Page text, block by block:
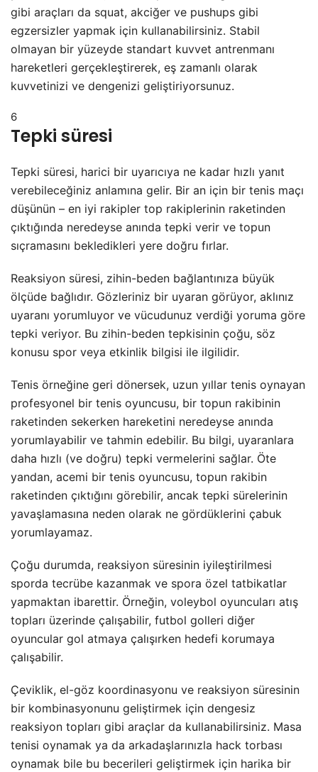
gibi araçları da squat, akciğer ve pushups gibi
egzersizler yapmak için kullanabilirsiniz. Stabil
olmayan bir yüzeyde standart kuvvet antrenmanı
hareketleri gerçekleştirerek, eş zamanlı olarak
kuvvetinizi ve dengenizi geliştiriyorsunuz.
6
Tepki süresi
Tepki süresi, harici bir uyarıcıya ne kadar hızlı yanıt
verebileceğiniz anlamına gelir. Bir an için bir tenis maçı
düşünün – en iyi rakipler top rakiplerinin raketinden
çıktığında neredeyse anında tepki verir ve topun
sıçramasını bekledikleri yere doğru fırlar.
Reaksiyon süresi, zihin-beden bağlantınıza büyük
ölçüde bağlıdır. Gözleriniz bir uyaran görüyor, aklınız
uyaranı yorumluyor ve vücudunuz verdiği yoruma göre
tepki veriyor. Bu zihin-beden tepkisinin çoğu, söz
konusu spor veya etkinlik bilgisi ile ilgilidir.
Tenis örneğine geri dönersek, uzun yıllar tenis oynayan
profesyonel bir tenis oyuncusu, bir topun rakibinin
raketinden sekerken hareketini neredeyse anında
yorumlayabilir ve tahmin edebilir. Bu bilgi, uyaranlara
daha hızlı (ve doğru) tepki vermelerini sağlar. Öte
yandan, acemi bir tenis oyuncusu, topun rakibin
raketinden çıktığını görebilir, ancak tepki sürelerinin
yavaşlamasına neden olarak ne gördüklerini çabuk
yorumlayamaz.
Çoğu durumda, reaksiyon süresinin iyileştirilmesi
sporda tecrübe kazanmak ve spora özel tatbikatlar
yapmaktan ibarettir. Örneğin, voleybol oyuncuları atış
topları üzerinde çalışabilir, futbol golleri diğer
oyuncular gol atmaya çalışırken hedefi korumaya
çalışabilir.
Çeviklik, el-göz koordinasyonu ve reaksiyon süresinin
bir kombinasyonunu geliştirmek için dengesiz
reaksiyon topları gibi araçlar da kullanabilirsiniz. Masa
tenisi oynamak ya da arkadaşlarınızla hack torbası
oynamak bile bu becerileri geliştirmek için harika bir